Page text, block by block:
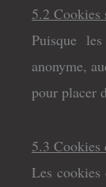
5.2 Cookies
Puisque
anonyme,
pour placer
5.3
Les